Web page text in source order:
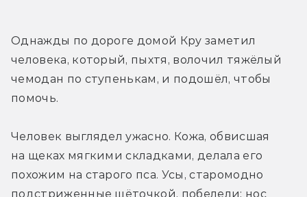
Однажды по дороге домой Кру заметил
человека, который, пыхтя, волочил тяжёлый
чемодан по ступенькам, и подошёл, чтобы
помочь.
Человек выглядел ужасно. Кожа, обвисшая
на щеках мягкими складками, делала его
похожим на старого пса. Усы, старомодно
подстриженные щёточкой, побелели; нос